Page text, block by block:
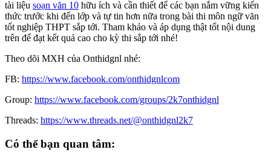
tài liệu soạn văn 10 hữu ích và cần thiết để các bạn nắm vững kiến
thức trước khi đến lớp và tự tin hơn nữa trong bài thi môn ngữ văn
tốt nghiệp THPT sắp tới. Tham khảo và áp dụng thật tốt nội dung
trên để đạt kết quả cao cho kỳ thi sắp tới nhé!
Theo dõi MXH của Onthidgnl nhé:
FB: https://www.facebook.com/onthidgnlcom
Group: https://www.facebook.com/groups/2k7onthidgnl
Threads: https://www.threads.net/@onthidgnl2k7
Có thể bạn quan tâm: